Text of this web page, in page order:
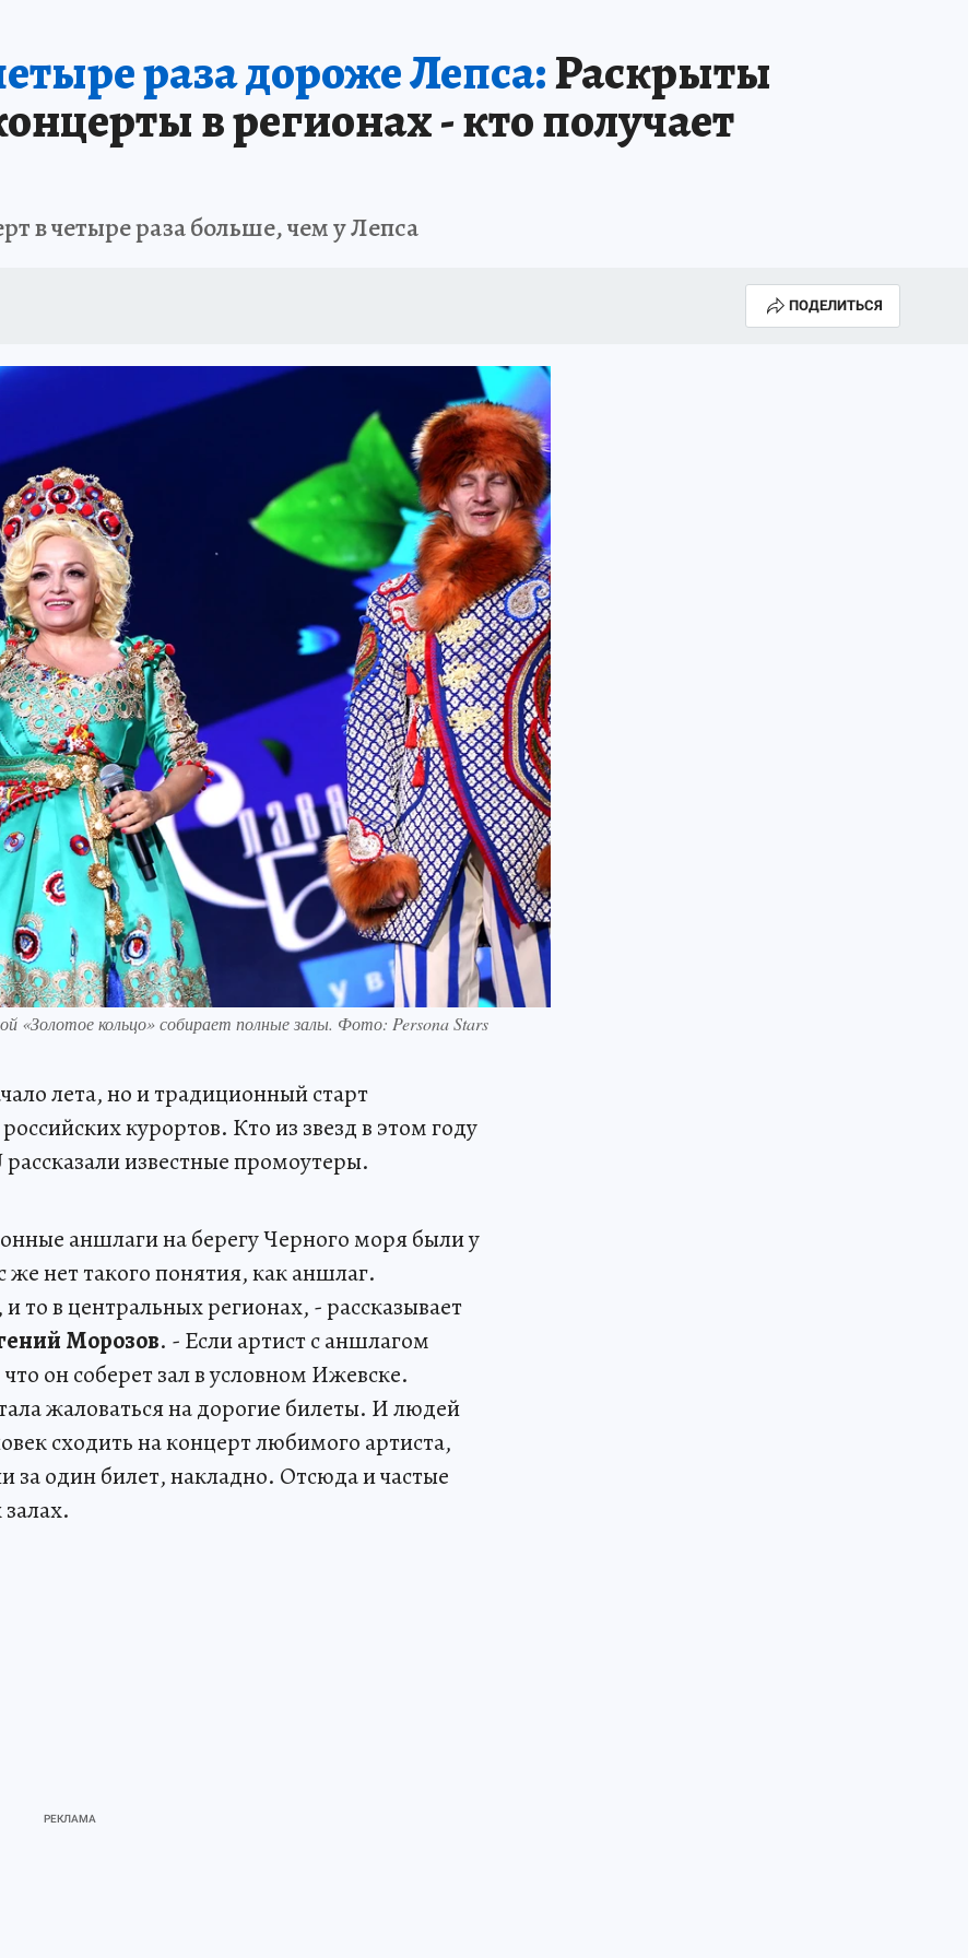
раза дороже Лепса:Раскрыты
в регионах - кто получает
в четыре раза больше, чем у Лепса
ПОДЕЛИТЬСЯ
кольцо» собирает полные залы. Фото: Persona Stars
лета, но и традиционный старт
курортов. Кто из звезд в этом году
известные промоутеры.
аншлаги на берегу Черного моря были у
нет такого понятия, как аншлаг.
то в центральных регионах, - рассказывает
Морозов. - Если артист с аншлагом
он соберет зал в условном Ижевске.
жаловаться на дорогие билеты. И людей
сходить на концерт любимого артиста,
один билет, накладно. Отсюда и частые